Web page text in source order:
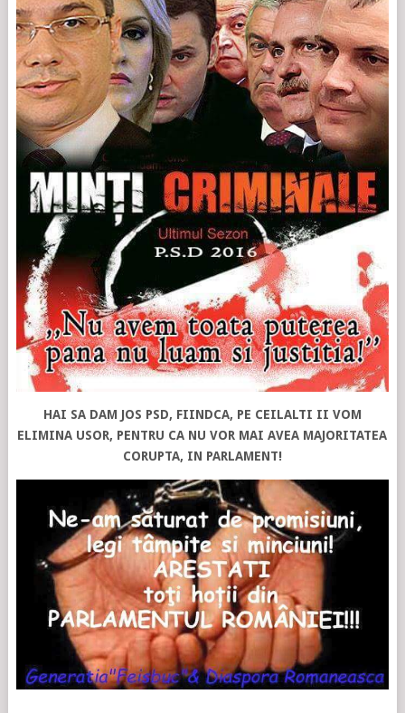
HAI SA DAM JOS PSD, FIINDCA, PE CEILALTI II VOM
ELIMINA USOR, PENTRU CA NU VOR MAI AVEA MAJORITATEA
CORUPTA, IN PARLAMENT!